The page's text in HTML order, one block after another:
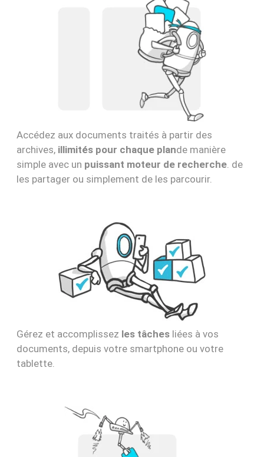
Accédez aux documents traités à partir des
archives, illimités pour chaque plande manière
simple avec un puissant moteur de recherche. de
les partager ou simplement de les parcourir.
Gérez et accomplissez les tâchesliées à vos
documents, depuis votre smartphone ou votre
tablette.